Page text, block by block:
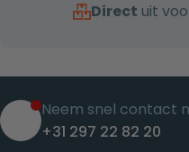
Direct uit
Neem snel contact
+31 297 22 82 20